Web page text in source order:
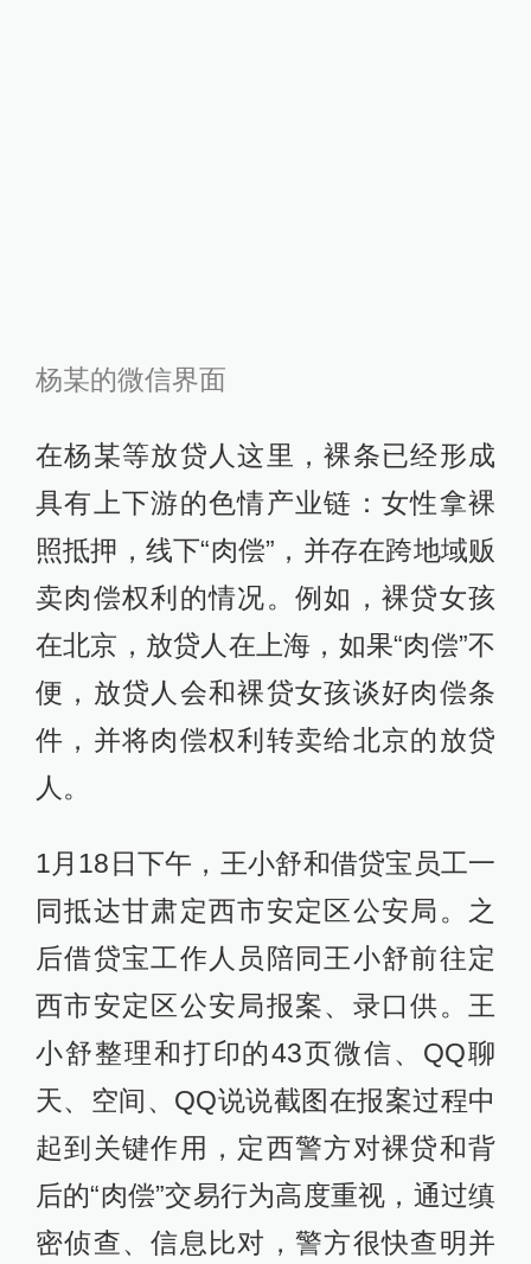
杨某的微信界面
在杨某等放贷人这里，裸条已经形成
具有上下游的色情产业链：女性拿裸
照抵押，线下“肉偿”，并存在跨地域贩
卖肉偿权利的情况。例如，裸贷女孩
在北京，放贷人在上海，如果“肉偿”不
便，放贷人会和裸贷女孩谈好肉偿条
件，并将肉偿权利转卖给北京的放贷
人。
1月18日下午，王小舒和借贷宝员工一
同抵达甘肃定西市安定区公安局。之
后借贷宝工作人员陪同王小舒前往定
西市安定区公安局报案、录口供。王
小舒整理和打印的43页微信、QQ聊
天、空间、QQ说说截图在报案过程中
起到关键作用，定西警方对裸贷和背
后的“肉偿”交易行为高度重视，通过缜
密侦查、信息比对，警方很快查明并